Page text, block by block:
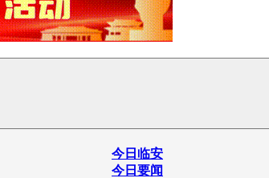
今日临安
今日要闻